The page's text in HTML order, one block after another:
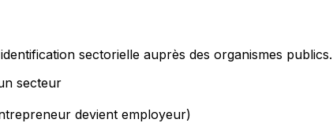
sectorielle auprès des organismes
secteur
devient employeur)